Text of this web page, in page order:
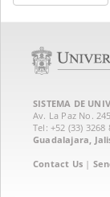
SISTEMA DE
Av. La Paz No.
Guadalajara,
Contact Us |